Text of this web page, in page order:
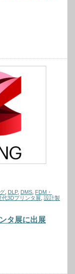
DLP, DMS FDM・
代3Dプリンタ展 設計製
タ展に出展